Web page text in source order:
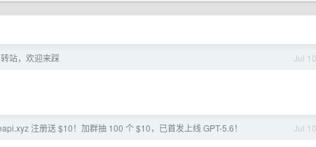
Jul 10
站，欢迎来踩
Jul 10
注册送 $10！加群抽 100 个 $10，已首发上线 GPT-5.6！